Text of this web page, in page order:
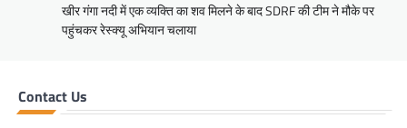
खीर गंगा नदी में एक व्यक्ति का शव मिलने के बाद SDRF की टीम ने मौके पर
पहुंचकर रेस्क्यू अभियान चलाया
Contact Us